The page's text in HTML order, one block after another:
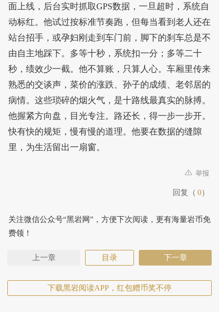
面上线，后台实时抓取GPS数据，一旦超时，系统自
动标红。他试过按标准节奏跑，但每当看到老人还在
站台招手，或孕妇刚走到车门前，脚下的刹车总是不
由自主地踩下。多等十秒，系统扣一分；多等二十
秒，绩效少一截。他不算账，只算人心。车厢里传来
熟悉的交谈声，菜价的涨跌、孙子的成绩、老邻居的
病情。这些琐碎的烟火气，是十路线最真实的脉搏。
他握紧方向盘，目光专注。路还长，得一步一步开。
快有快的规矩，慢有慢的道理。他要在数据的缝隙
里，为生活留出一扇窗。
举报
回复（ 0）
关注微信公众号“黑岩网”，方便下次阅读，更有海量岩币免
费领！
上一章 目录 下一章
下载黑岩阅读APP，红包赠币奖不停